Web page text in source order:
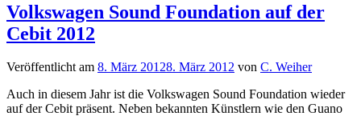
Volkswagen Sound Foundation auf der
Cebit 2012
Veröffentlicht am 8. März 20128. März 2012 von C. Weiher
Auch in diesem Jahr ist die Volkswagen Sound Foundation wieder
auf der Cebit präsent. Neben bekannten Künstlern wie den Guano